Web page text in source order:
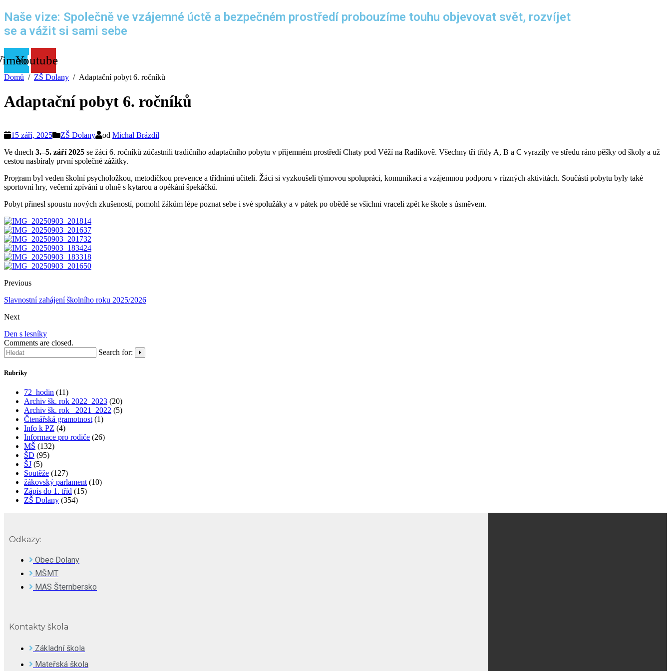
Naše vize: Společně ve vzájemné úctě a bezpečném prostředí probouzíme touhu objevovat svět, rozvíjet
se a vážit si sami sebe
Youtube
Domů ZŠ Dolany Adaptační pobyt 6. ročníků
Adaptační pobyt 6. ročníků
15 září, 2025 ZŠ Dolany od Michal Brázdil
Ve dnech 3.–5. září 2025 se žáci 6. ročníků zúčastnili tradičního adaptačního pobytu v příjemném prostředí Chaty pod Věží na Radíkově. Všechny tři třídy A, B a C vyrazily ve středu ráno pěšky od školy a už
cestou nasbíraly první společné zážitky.
Program byl veden školní psycholožkou, metodičkou prevence a třídními učiteli. Žáci si vyzkoušeli týmovou spolupráci, komunikaci a vzájemnou podporu v různých aktivitách. Součástí pobytu byly také
sportovní hry, večerní zpívání u ohně s kytarou a opékání špekáčků.
Pobyt přinesl spoustu nových zkušeností, pomohl žákům lépe poznat sebe i své spolužáky a v pátek po obědě se všichni vraceli zpět ke škole s úsměvem.
Previous
Slavnostní zahájení školního roku 2025/2026
Next
Den s lesníky
Comments are closed.
Search for:
Rubriky
72_hodin (11)
Archiv šk. rok 2022_2023 (20)
Archiv šk. rok_ 2021_2022 (5)
Čtenářská gramotnost (1)
Info k PZ (4)
Informace pro rodiče (26)
MŠ (132)
ŠD (95)
ŠJ (5)
Soutěže (127)
žákovský parlament (10)
Zápis do 1. tříd (15)
ZŠ Dolany (354)
Odkazy:
Obec Dolany
MŠMT
MAS Šternbersko
Kontakty škola
Základní škola
Mateřská škola